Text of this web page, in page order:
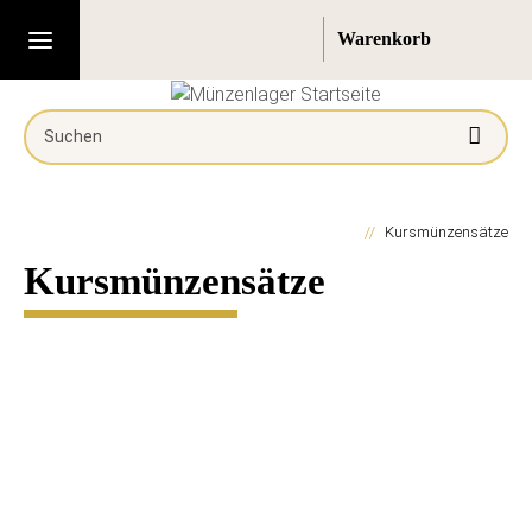
Kursmünzensätze
Kursmünzensätze